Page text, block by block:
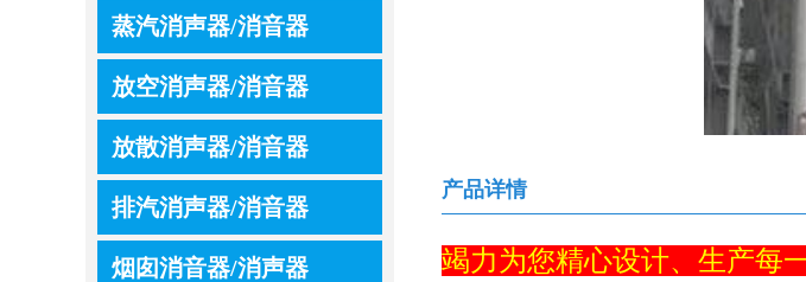
竭力为您精心设计、生产每
产品详情
蒸汽消声器/消音器
放空消声器/消音器
放散消声器/消音器
排汽消声器/消音器
烟囱消音器/消声器